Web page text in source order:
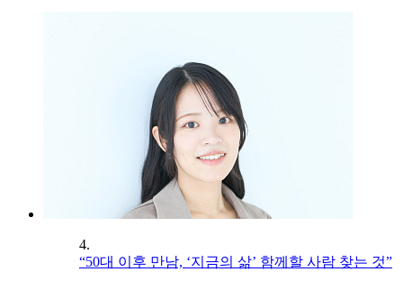
4.
“50대 이후 만남, ‘지금의 삶’ 함께할 사람 찾는 것”